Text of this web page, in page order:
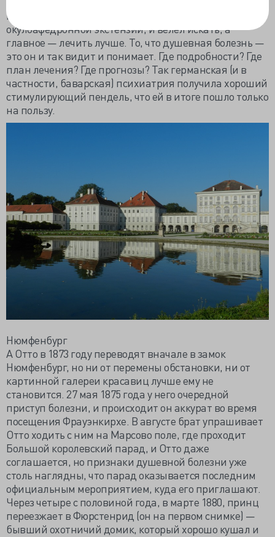
незабываемый индивидуальный сеанс
окулоафедронной экстензии, и велел искать, а
главное — лечить лучше. То, что душевная болезнь —
это он и так видит и понимает. Где подробности? Где
план лечения? Где прогнозы? Так германская (и в
частности, баварская) психиатрия получила хороший
стимулирующий пендель, что ей в итоге пошло только
на пользу.
Нюмфенбург
А Отто в 1873 году переводят вначале в замок
Нюмфенбург, но ни от перемены обстановки, ни от
картинной галереи красавиц лучше ему не
становится. 27 мая 1875 года у него очередной
приступ болезни, и происходит он аккурат во время
посещения Фрауэнкирхе. В августе брат упрашивает
Отто ходить с ним на Марсово поле, где проходит
Большой королевский парад, и Отто даже
соглашается, но признаки душевной болезни уже
столь наглядны, что парад оказывается последним
официальным мероприятием, куда его приглашают.
Через четыре с половиной года, в марте 1880, принц
переезжает в Фюрстенрид (он на первом снимке) —
бывший охотничий домик, который хорошо кушал и